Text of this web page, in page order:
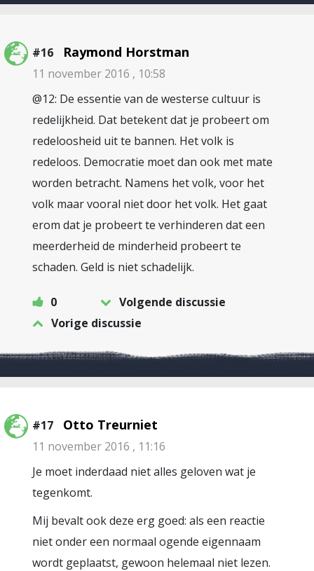
#16 Raymond Horstman
11 november 2016 , 10:58
@12: De essentie van de westerse cultuur is
redelijkheid. Dat betekent dat je probeert om
redeloosheid uit te bannen. Het volk is
redeloos. Democratie moet dan ook met mate
worden betracht. Namens het volk, voor het
volk maar vooral niet door het volk. Het gaat
erom dat je probeert te verhinderen dat een
meerderheid de minderheid probeert te
schaden. Geld is niet schadelijk.
0
Volgende discussie
Vorige discussie
#17 Otto Treurniet
11 november 2016 , 11:16
Je moet inderdaad niet alles geloven wat je
tegenkomt.
Mij bevalt ook deze erg goed: als een reactie
niet onder een normaal ogende eigennaam
wordt geplaatst, gewoon helemaal niet lezen.